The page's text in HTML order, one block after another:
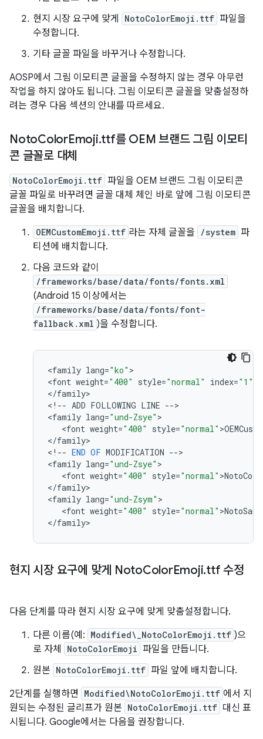
현지 시장 요구에 맞게
NotoColorEmoji.ttf 파일을
수정합니다.
기타 글꼴 파일을 바꾸거나 수정합니다.
AOSP에서 그림 이모티콘 글꼴을 수정하지 않는 경우 아무런
작업을 하지 않아도 됩니다. 그림 이모티콘 글꼴을 맞춤설정하
려는 경우 다음 섹션의 안내를 따르세요.
NotoColorEmoji.ttf를 OEM 브랜드 그림 이모티
콘 글꼴로 대체
NotoColorEmoji.ttf 파일을 OEM 브랜드 그림 이모티콘
글꼴 파일로 바꾸려면 글꼴 대체 체인 바로 앞에 그림 이모티콘
글꼴을 배치합니다.
OEMCustomEmoji.ttf 라는 자체 글꼴을 /system 파
티션에 배치합니다.
다음 코드와 같이
/frameworks/base/data/fonts/fonts.xml
(Android 15 이상에서는
/frameworks/base/data/fonts/font-
fallback.xml )을 수정합니다.
<family lang="ko" >
<font weight="400" style="normal" index="1"
</family>
< ! -- ADD FOLLOWING LINE -->
<family lang="und-Zsye" >
   <
font weight="400" style="normal" >
</family>
< ! -- END OF MODIFICATION -->
<family lang="und-Zsye" >
   <
font weight="400" style="normal" >
</family>
<family lang="und-Zsym" >
   <
font weight="400" style="normal" >
</family
현지 시장 요구에 맞게 NotoColorEmoji.ttf 수정
다음 단계를 따라 현지 시장 요구에 맞게 맞춤설정합니다.
다른 이름(예: Modified\_NotoColorEmoji.ttf )으
로 자체
NotoColorEmoji 파일을 만듭니다.
원본 NotoColorEmoji.ttf 파일 앞에 배치합니다.
2단계를 실행하면
Modified\NotoColorEmoji.ttf 에서 지
원되는 수정된 글리프가 원본 NotoColorEmoji.ttf 대신 표
시됩니다. Google에서는 다음을 권장합니다.